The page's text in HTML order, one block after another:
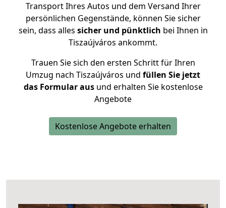
Transport Ihres Autos und dem Versand Ihrer
persönlichen Gegenstände, können Sie sicher
sein, dass alles sicher und pünktlich bei Ihnen in
Tiszaújváros ankommt.
Trauen Sie sich den ersten Schritt für Ihren
Umzug nach Tiszaújváros und füllen Sie jetzt
das Formular ausund erhalten Sie kostenlose
Angebote
Kostenlose Angebote erhalten